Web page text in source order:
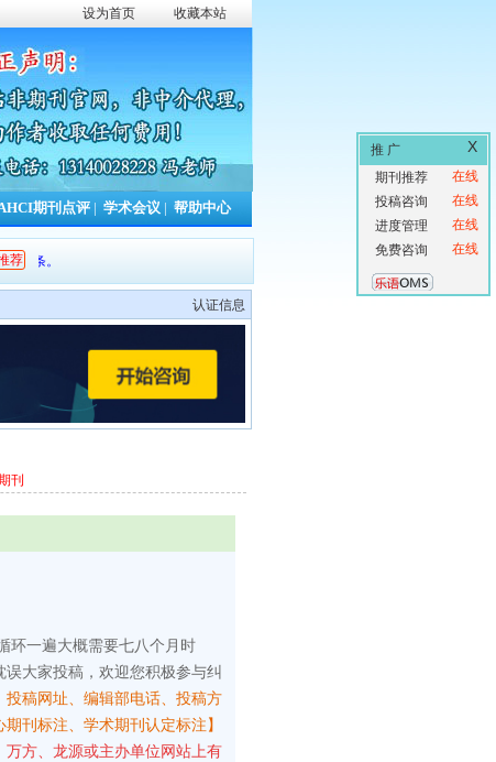
设为首页 收藏本站
期刊点评 学术会议 帮助中心
荐 条，本周累计更新
认证信息
刊
环一遍大概需要七八个月时
大家投稿，欢迎您积极参与纠
投稿网址、编辑部电话、投稿方
刊标注、学术期刊认定标注】
方、龙源或主办单位网站上有
X
推 广
在线
期刊推荐
在线
投稿咨询
在线
进度管理
在线
免费咨询